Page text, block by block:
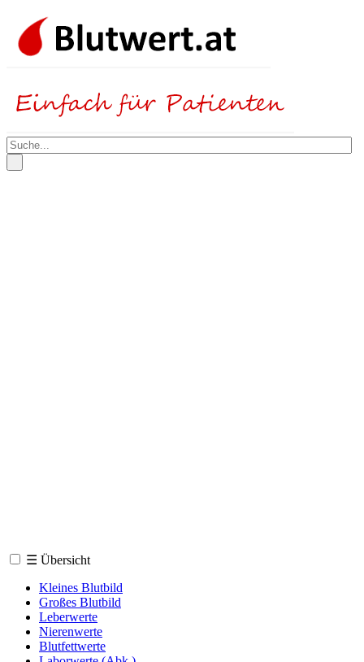
☰ Übersicht
Kleines Blutbild
Großes Blutbild
Leberwerte
Nierenwerte
Blutfettwerte